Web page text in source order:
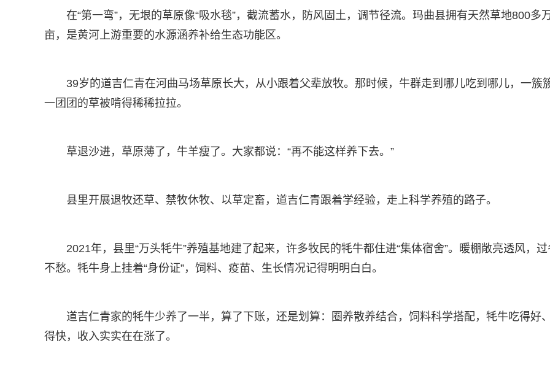
在“第一弯”，无垠的草原像“吸水毯”，截流蓄水，防风固土，调节径流。玛曲县拥有天然草地800多
亩，是黄河上游重要的水源涵养补给生态功能区。
39岁的道吉仁青在河曲马场草原长大，从小跟着父辈放牧。那时候，牛群走到哪儿吃到哪儿，一簇簇
一团团的草被啃得稀稀拉拉。
草退沙进，草原薄了，牛羊瘦了。大家都说：“再不能这样养下去。”
县里开展退牧还草、禁牧休牧、以草定畜，道吉仁青跟着学经验，走上科学养殖的路子。
2021年，县里“万头牦牛”养殖基地建了起来，许多牧民的牦牛都住进“集体宿舍”。暖棚敞亮透风，过
不愁。牦牛身上挂着“身份证”，饲料、疫苗、生长情况记得明明白白。
道吉仁青家的牦牛少养了一半，算了下账，还是划算：圈养散养结合，饲料科学搭配，牦牛吃得好
得快，收入实实在在涨了。